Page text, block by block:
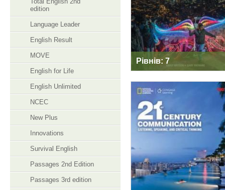
edition
Language Leader
English Result
MOVE
English for Life
English Unlimited
NCEC
New Plus
Innovations
Survival English
Passages 2nd Edition
Passages 3rd edition
Рівнів: 7
TED TALKS: 21ST
CENTURY